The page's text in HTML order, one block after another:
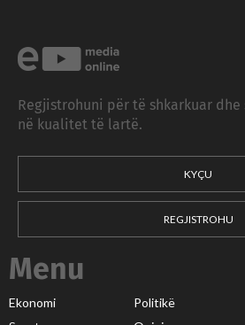
Regjistrohuni për të shkarkuar
në kualitet të lartë.
KYÇU
REGJISTROHU
Menu
Ekonomi Politikë